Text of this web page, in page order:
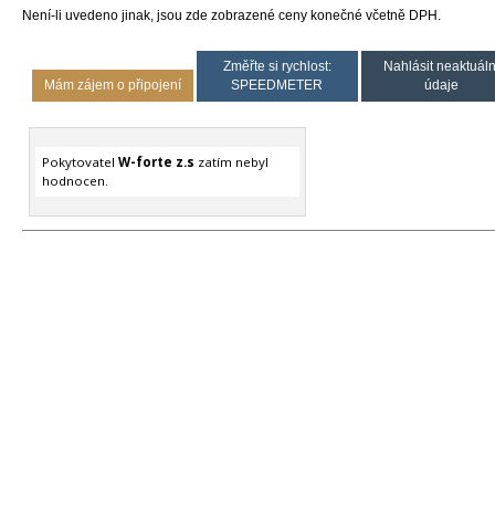
Není-li uvedeno jinak, jsou zde zobrazené ceny konečné včetně DPH.
Mám zájem o připojení
Změřte si rychlost:
SPEEDMETER
Nahlásit
údaje
Pokytovatel W-forte z.s zatím nebyl
hodnocen.